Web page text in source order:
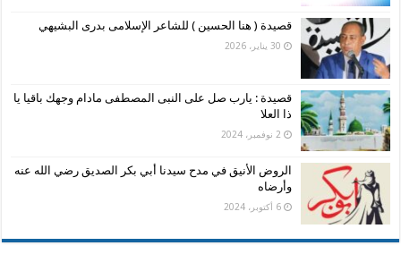
قصيدة ( هنا الحسين ) للشاعر الإسلامى بدرى البشيهي
30 يناير، 2026
قصيدة : يارب صل على النبى المصطفى مادام وجهك باقيا يا
ذا العلا
2 نوفمبر، 2024
الروض الأنيق في مدح سيدنا أبي بكر الصديق رضي الله عنه
وأرضاه
6 أكتوبر، 2024